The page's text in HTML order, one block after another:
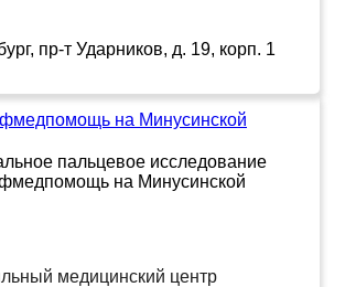
пр-т Ударников, д. 19, корп. 1
на Минусинской
медицинский центр